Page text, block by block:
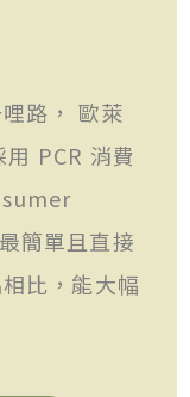
路， 歐萊
PCR 消費
簡單且直接
比，能大幅